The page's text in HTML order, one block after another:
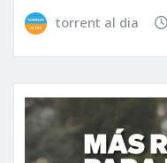
torrent al dia